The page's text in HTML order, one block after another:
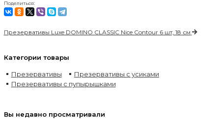
Поделиться:
Презервативы Luxe DOMINO CLASSIC Nice Contour 6 шт, 18 см
Категории товары
Презервативы
Презервативы с усиками
Презервативы с пупырышками
Вы недавно просматривали